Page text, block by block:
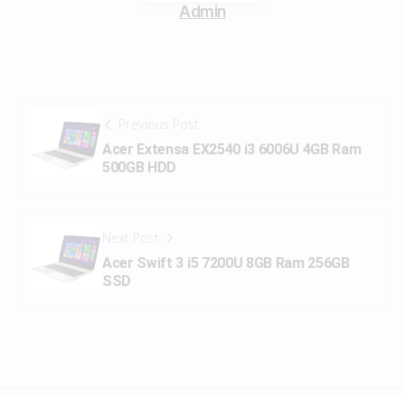
Admin
Previous Post
Acer Extensa EX2540 i3 6006U 4GB Ram
500GB HDD
Next Post
Acer Swift 3 i5 7200U 8GB Ram 256GB
SSD